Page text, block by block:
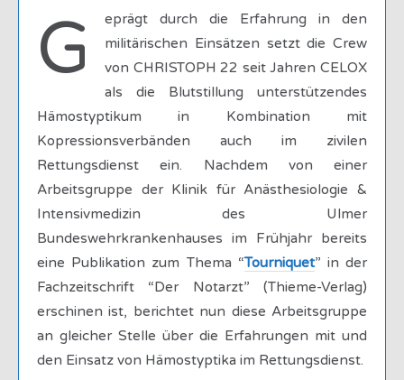
G
eprägt durch die Erfahrung in den
militärischen Einsätzen setzt die Crew
von CHRISTOPH 22 seit Jahren CELOX
als die Blutstillung unterstützendes
Hämostyptikum in Kombination mit
Kopressionsverbänden auch im zivilen
Rettungsdienst ein. Nachdem von einer
Arbeitsgruppe der Klinik für Anästhesiologie &
Intensivmedizin des Ulmer
Bundeswehrkrankenhauses im Frühjahr bereits
eine Publikation zum Thema “Tourniquet” in der
Fachzeitschrift “Der Notarzt” (Thieme-Verlag)
erschinen ist, berichtet nun diese Arbeitsgruppe
an gleicher Stelle über die Erfahrungen mit und
den Einsatz von Hämostyptika im Rettungsdienst.